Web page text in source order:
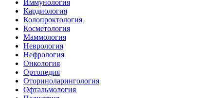
Иммунология
Кардиология
Колопроктология
Косметология
Маммология
Неврология
Нефрология
Онкология
Ортопедия
Оториноларингология
Офтальмология